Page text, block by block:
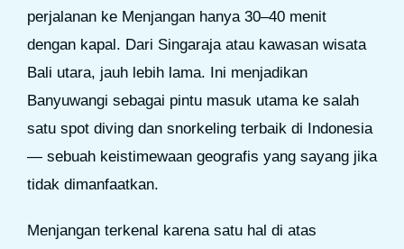
perjalanan ke Menjangan hanya 30–40 menit
dengan kapal. Dari Singaraja atau kawasan wisata
Bali utara, jauh lebih lama. Ini menjadikan
Banyuwangi sebagai pintu masuk utama ke salah
satu spot diving dan snorkeling terbaik di Indonesia
— sebuah keistimewaan geografis yang sayang jika
tidak dimanfaatkan.
Menjangan terkenal karena satu hal di atas